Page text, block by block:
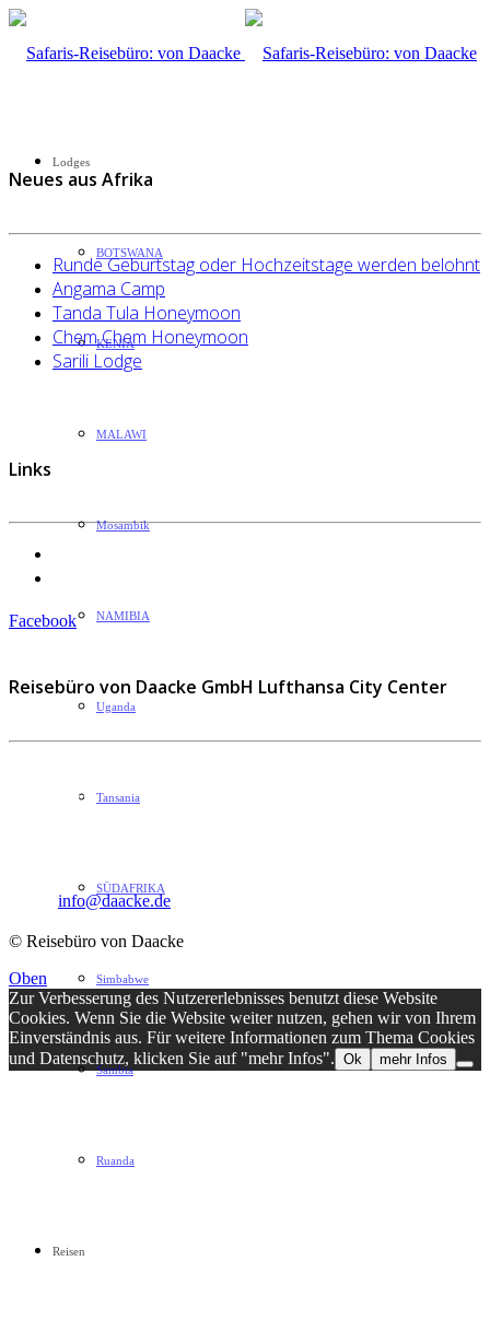
Lodges
BOTSWANA
KENIA
MALAWI
Mosambik
NAMIBIA
Uganda
Tansania
SÜDAFRIKA
Simbabwe
Sambia
Ruanda
Reisen
Neues aus Afrika
Runde Geburtstag oder Hochzeitstage werden belohnt
Angama Camp
Tanda Tula Honeymoon
Chem Chem Honeymoon
Sarili Lodge
Links
Facebook
Reisebüro von Daacke GmbH Lufthansa City Center
D-22609 Hamburg
info@daacke.de
© Reisebüro von Daacke
Oben
Zur Verbesserung des Nutzererlebnisses benutzt diese Website
Cookies. Wenn Sie die Website weiter nutzen, gehen wir von Ihrem
Einverständnis aus. Für weitere Informationen zum Thema Cookies
und Datenschutz, klicken Sie auf "mehr Infos". Ok mehr Infos